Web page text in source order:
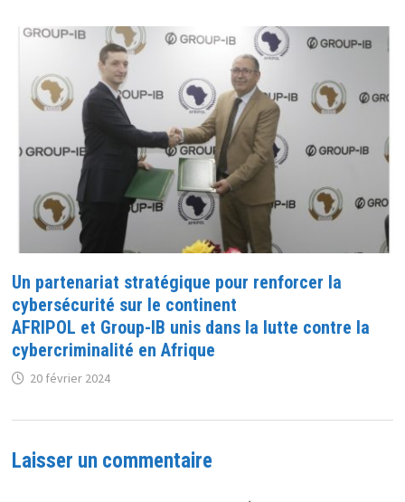
Un partenariat stratégique pour renforcer la
cybersécurité sur le continent
AFRIPOL et Group-IB unis dans la lutte contre la
cybercriminalité en Afrique
20 février 2024
Laisser un commentaire